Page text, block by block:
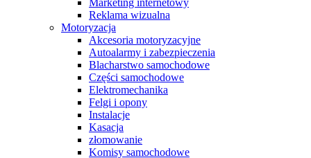
Marketing internetowy
Reklama wizualna
Motoryzacja
Akcesoria motoryzacyjne
Autoalarmy i zabezpieczenia
Blacharstwo samochodowe
Części samochodowe
Elektromechanika
Felgi i opony
Instalacje
Kasacja
złomowanie
Komisy samochodowe